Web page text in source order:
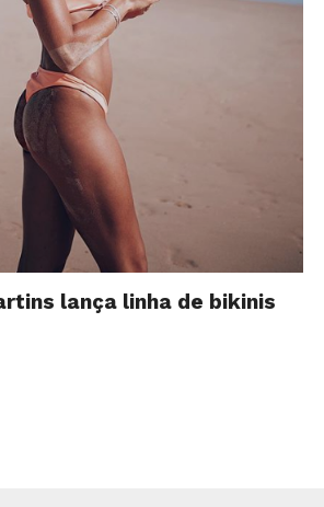
lança linha de bikinis